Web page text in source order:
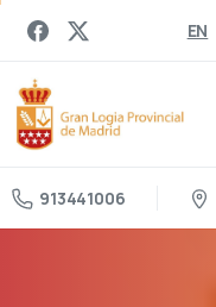
EN
913441006